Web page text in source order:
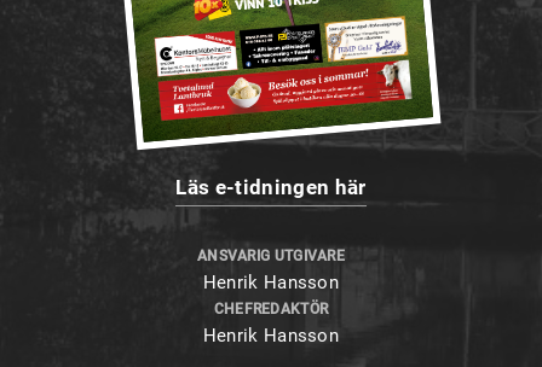
Läs e-tidningen här
ANSVARIG UTGIVARE
Henrik Hansson
CHEFREDAKTÖR
Henrik Hansson